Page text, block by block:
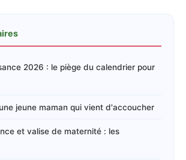
2026 : le piège du calendrier pour
jeune maman qui vient d'accoucher
et valise de maternité : les